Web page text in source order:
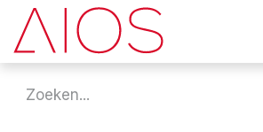
Overslaan naar inhoud